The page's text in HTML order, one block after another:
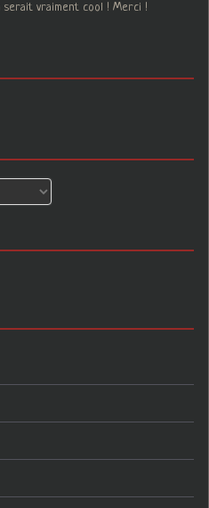
serait vraiment cool ! Merci !